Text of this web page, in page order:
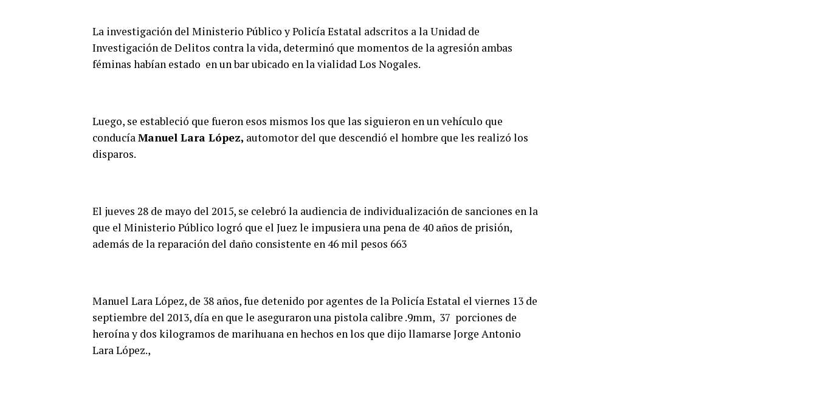
La investigación del Ministerio Público y Policía Estatal adscritos a la Unidad de
Investigación de Delitos contra la vida, determinó que momentos de la agresión ambas
féminas habían estado en un bar ubicado en la vialidad Los Nogales.
Luego, se estableció que fueron esos mismos los que las siguieron en un vehículo que
conducíaManuel Lara López, automotor del que descendió el hombre que les realizó los
disparos.
El jueves 28 de mayo del 2015, se celebró la audiencia de individualización de sanciones en la
que el Ministerio Público logró que el Juez le impusiera una pena de 40 años de prisión,
además de la reparación del daño consistente en 46 mil pesos 663
Manuel Lara López, de 38 años, fue detenido por agentes de la Policía Estatal el viernes 13 de
septiembre del 2013, día en que le aseguraron una pistola calibre .9mm, 37 porciones de
heroína y dos kilogramos de marihuana en hechos en los que dijo llamarse Jorge Antonio
Lara López.,